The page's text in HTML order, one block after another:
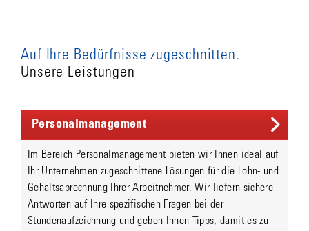
Auf Ihre Bedürfnisse zugeschnitten.
Unsere Leistungen
Personalmanagement
Im Bereich Personalmanagement bieten wir Ihnen ideal auf
Ihr Unternehmen zugeschnittene Lösungen für die Lohn- und
Gehaltsabrechnung Ihrer Arbeitnehmer. Wir liefern sichere
Antworten auf Ihre spezifischen Fragen bei der
Stundenaufzeichnung und geben Ihnen Tipps, damit es zu